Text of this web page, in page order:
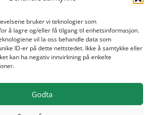
bruker vi teknologier som
å lagre og/eller få tilgang til enhetsinformasjon.
vil la oss behandle data som
ID-er på dette nettstedet. Ikke å samtykke eller
kan ha negativ innvirkning på enkelte
Godta
Hunndalen